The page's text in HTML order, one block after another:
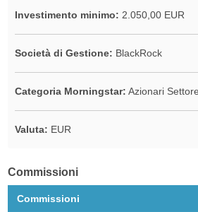
Investimento minimo: 2.050,00 EUR
Società di Gestione: BlackRock
Categoria Morningstar: Azionari
Valuta: EUR
Commissioni
Commissioni